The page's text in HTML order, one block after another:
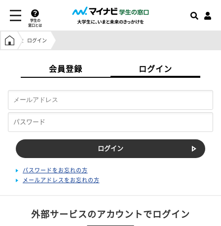
学生の
窓口とは
学生の窓口トップ
ログイン
会員登録 ログイン
パスワードをお忘れの方
メールアドレスをお忘れの方
外部サービスのアカウントでログイン